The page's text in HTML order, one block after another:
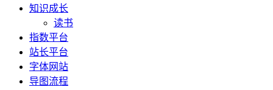
知识成长
读书
指数平台
站长平台
字体网站
导图流程